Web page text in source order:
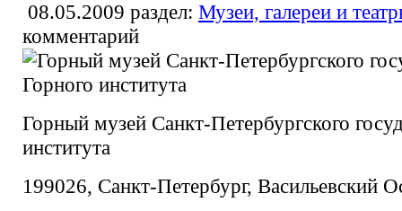
08.05.2009 раздел: Музеи, галереи и
комментарий
Горный музей Санкт-Петербургского
института
199026, Санкт-Петербург, Васильевский